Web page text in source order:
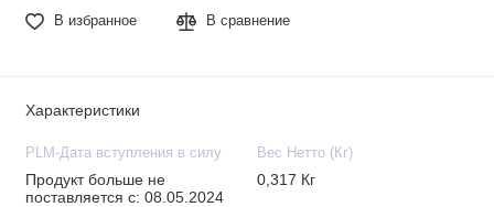
В избранное В сравнение
Характеристики
PLM-Дата вступления в силу
Продукт больше не
поставляется с: 08.05.2024
Вес Нетто (Кг)
0,317 Кг